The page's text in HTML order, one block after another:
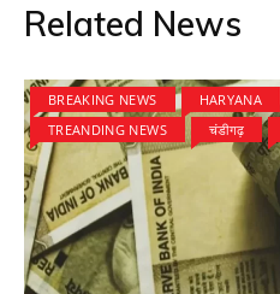
Related News
BREAKING NEWS HARYANA
TREANDING NEWS
चंडीगढ़